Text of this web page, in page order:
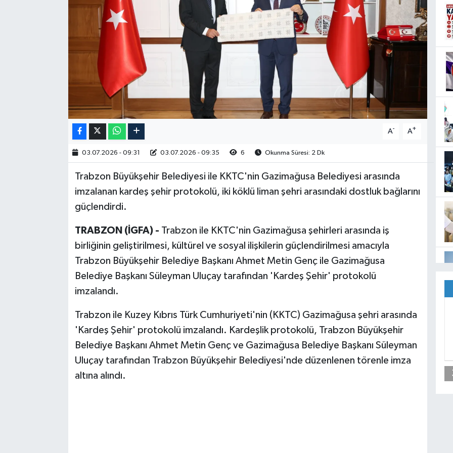
A- A+
03.07.2026 - 09:31 03.07.2026 - 09:35 6 Okunma Süresi: 2 Dk
Trabzon Büyükşehir Belediyesi ile KKTC'nin Gazimağusa Belediyesi arasında
imzalanan kardeş şehir protokolü, iki köklü liman şehri arasındaki dostluk bağlarını
güçlendirdi.
TRABZON (İGFA) - Trabzon ile KKTC'nin Gazimağusa şehirleri arasında iş
birliğinin geliştirilmesi, kültürel ve sosyal ilişkilerin güçlendirilmesi amacıyla
Trabzon Büyükşehir Belediye Başkanı Ahmet Metin Genç ile Gazimağusa
Belediye Başkanı Süleyman Uluçay tarafından 'Kardeş Şehir' protokolü
imzalandı.
Trabzon ile Kuzey Kıbrıs Türk Cumhuriyeti'nin (KKTC) Gazimağusa şehri arasında
'Kardeş Şehir' protokolü imzalandı. Kardeşlik protokolü, Trabzon Büyükşehir
Belediye Başkanı Ahmet Metin Genç ve Gazimağusa Belediye Başkanı Süleyman
Uluçay tarafından Trabzon Büyükşehir Belediyesi'nde düzenlenen törenle imza
altına alındı.